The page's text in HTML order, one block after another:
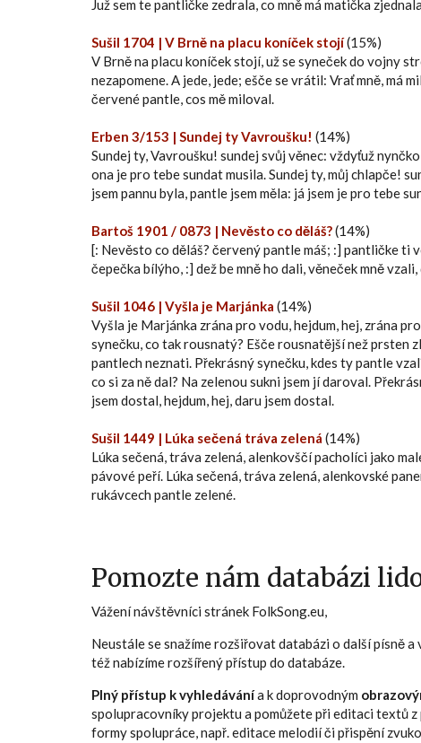
Juž sem te pantličke zedrala, co mně má matička
Sušil 1704 | V Brně na placu koníček stojí(15%)
V Brně na placu koníček stojí, už se syneček do vojny
nezapomene. A jede, jede; ešče se vrátil: Vrať mně, má
červené pantle, cos mě miloval.
Erben 3/153 | Sundej ty Vavroušku! (14%)
Sundej ty, Vavroušku! sundej svůj věnec: vždyťuž
ona je pro tebe sundat musila. Sundej ty, můj chlapče!
jsem pannu byla, pantle jsem měla: já jsem je pro tebe
Bartoš 1901 / 0873 | Nevěsto co děláš?(14%)
[: Nevěsto co děláš? červený pantle máš; :] pantličke ti
čepečka bílýho, :] dež be mně ho dali, věneček mně vzali,
Sušil 1046 | Vyšla je Marjánka (14%)
Vyšla je Marjánka zrána pro vodu, hejdum, hej, zrána
synečku, co tak rousnatý? Ešče rousnatější než prsten
pantlech neznati. Překrásný synečku, kdes ty pantle
co si za ně dal? Na zelenou sukni jsem jí daroval.
jsem dostal, hejdum, hej, daru jsem dostal.
Sušil 1449 | Lúka sečená tráva zelená (14%)
Lúka sečená, tráva zelená, alenkovščí pacholíci jako
pávové peří. Lúka sečená, tráva zelená, alenkovské
rukávcech pantle zelené.
Pomozte nám databázi
Vážení návštěvníci stránek FolkSong.eu,
Neustále se snažíme rozšiřovat databázi o další písně
též nabízíme rozšířený přístup do databáze.
Plný přístup k vyhledávánía k doprovodným
spolupracovníky projektu a pomůžete při editaci textů
formy spolupráce, např. editace melodií či přispění